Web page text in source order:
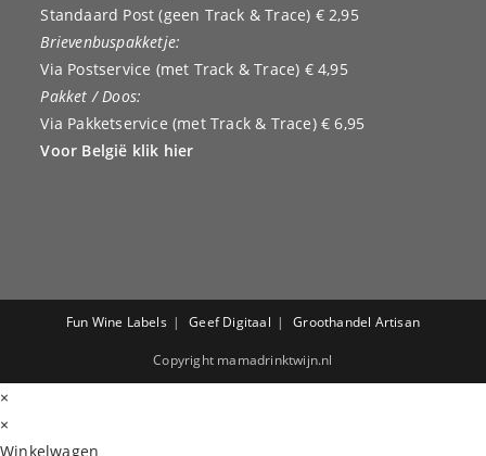
Standaard Post (geen Track & Trace) € 2,95
Brievenbuspakketje:
Via Postservice (met Track & Trace) € 4,95
Pakket / Doos:
Via Pakketservice (met Track & Trace) € 6,95
Voor België klik hier
Fun Wine Labels Geef Digitaal Groothandel Artisan
Copyright mamadrinktwijn.nl
×
×
Winkelwagen